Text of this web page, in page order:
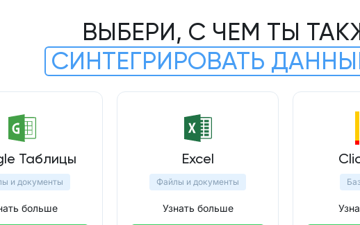
ВЫБЕРИ, С ЧЕМ ТЫ
СИНТЕГРИРОВАТЬ
Таблицы
и документы
больше
Excel
Файлы и документы
Узнать больше